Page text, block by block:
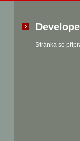
Stránka se